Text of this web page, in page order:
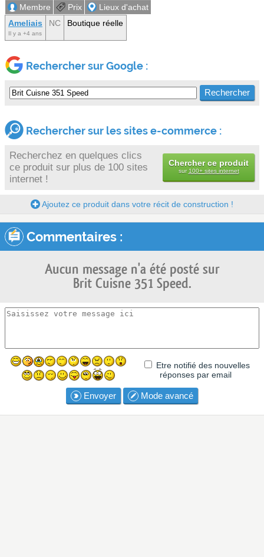
Membre Prix
Lieux d'achat
Ameliais
Il y a +4 ans
NC Boutique réelle
Rechercher sur Google :
Rechercher sur les sites e-commerce :
Recherchez en quelques clics
ce produit sur plus de 100 sites
internet !
Chercher ce produit
sur 100+ sites internet
Ajoutez ce produit dans votre récit de construction !
Commentaires :
Aucun message n'a été posté sur
Brit Cuisne 351 Speed.
Etre notifié des nouvelles
réponses par email
Envoyer Mode avancé